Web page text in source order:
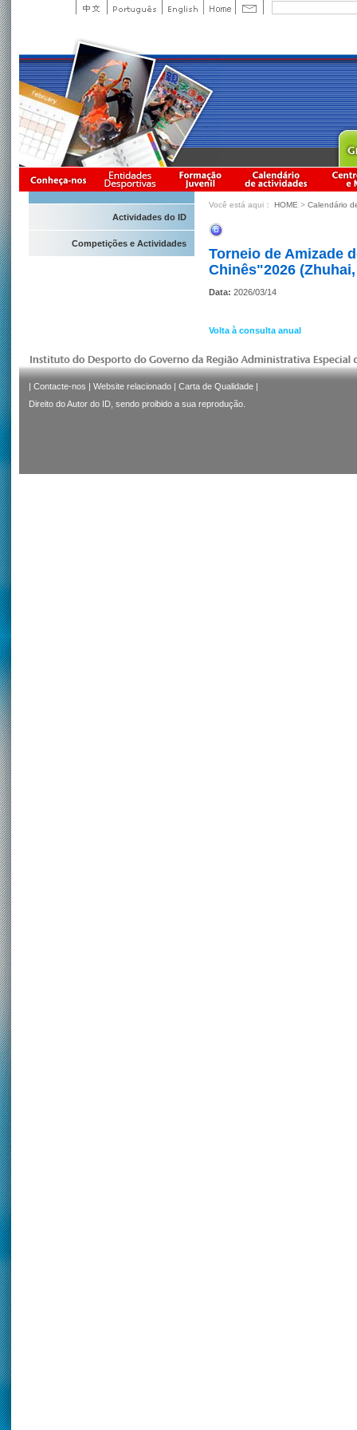
Actividades do ID
Competições e Actividades
Você está aqui： HOME > Calendário
Torneio de Amizade
Chinês"2026
Data: 2026/03/14
Volta à consulta anual
| Contacte-nos | Website relacionado | Carta de Qualidade |
Direito do Autor do ID, sendo proibido a sua reprodução.